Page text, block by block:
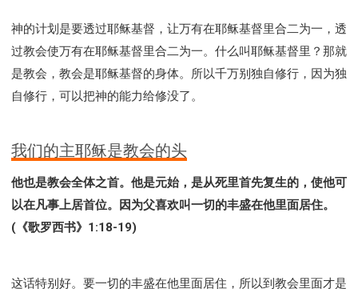
神的计划是要透过耶稣基督，让万有在耶稣基督里合二为一，透
过教会使万有在耶稣基督里合二为一。什么叫耶稣基督里？那就
是教会，教会是耶稣基督的身体。所以千万别独自修行，因为独
自修行，可以把神的能力给修没了。
我们的主耶稣是教会的头
他也是教会全体之首。他是元始，是从死里首先复生的，使他可
以在凡事上居首位。因为父喜欢叫一切的丰盛在他里面居住。
(《歌罗西书》1:18-19)
这话特别好。要一切的丰盛在他里面居住，所以到教会里面才是